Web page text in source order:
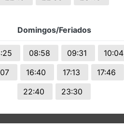
Domingos/Feriados
08:58 09:31 10:04
16:40 17:13 17:46
22:40
23:30